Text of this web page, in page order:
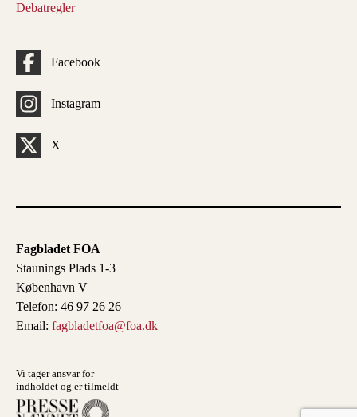
Fagbladet FOA
Staunings Plads 1-3
København V
Telefon: 46 97 26 26
Email: fagbladetfoa@foa.dk
Vi tager ansvar for
indholdet og er tilmeldt
Debatregler
Facebook
Instagram
X